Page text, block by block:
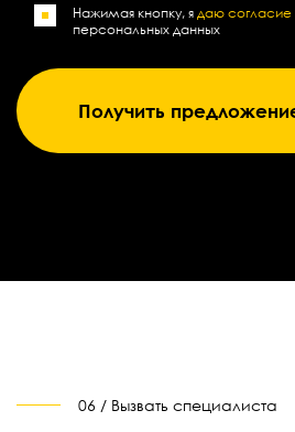
Нажимая кнопку, я даю согласие
персональных данных
06 / Вызвать специалиста